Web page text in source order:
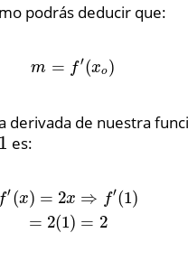
podrás deducir que:
m = f′(xo)
m=f (xo)
derivada de nuestra
1 es:
f′(x) = 2x ⇒ f′(1)
= 2(1) = 2
f′ (x)= 2x⇒f′(1 )=2 1)=2